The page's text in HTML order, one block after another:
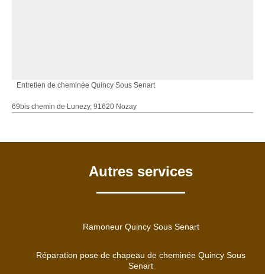
Entretien de cheminée Quincy Sous Senart
69bis chemin de Lunezy, 91620 Nozay
Autres services
Ramoneur Quincy Sous Senart
Réparation pose de chapeau de cheminée Quincy Sous
Senart